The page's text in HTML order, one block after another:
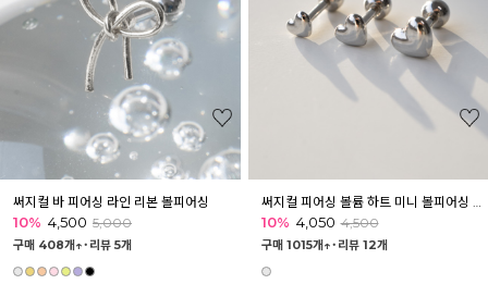
써지컬 바 피어싱 라인 리본 볼피어싱
10% 4,500 5,000
구매 408개↑˙ 리뷰 5개
써지컬 피어싱 볼륨 하트 미니 볼피어싱 바벨
10% 4,050 4,500
구매 1015개↑˙ 리뷰 12개